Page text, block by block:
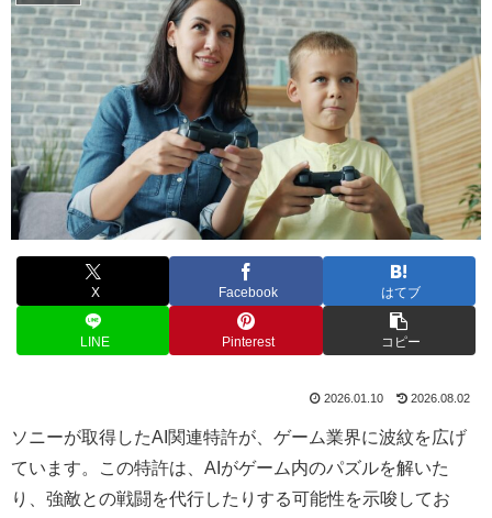
X Facebook はてブ
LINE Pinterest コピー
2026.01.10 2026.08.02
ソニーが取得したAI関連特許が、ゲーム業界に波紋を広げ
ています。この特許は、AIがゲーム内のパズルを解いた
り、強敵との戦闘を代行したりする可能性を示唆してお